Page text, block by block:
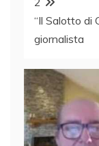
“Il Salotto di
giornalista